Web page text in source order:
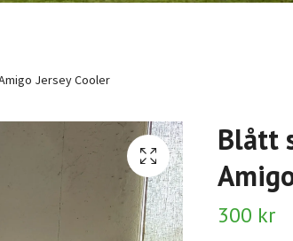
Jersey Cooler
Blått
300 kr